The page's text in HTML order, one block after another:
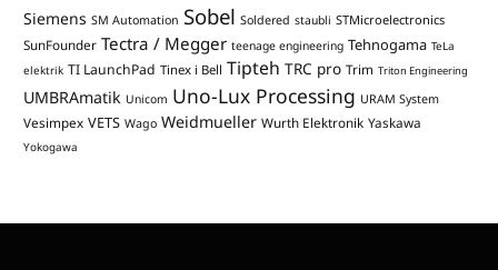
Siemens SM Automation Sobel Soldered staubli STMicroelectronics
SunFounder Tectra / Megger teenage engineering Tehnogama TeLa
elektrik TI LaunchPad Tinex i Bell Tipteh TRC pro Trim Triton Engineering
UMBRAmatik Unicom Uno-Lux Processing URAM System
Vesimpex VETS Wago Weidmueller Wurth Elektronik Yaskawa
Yokogawa